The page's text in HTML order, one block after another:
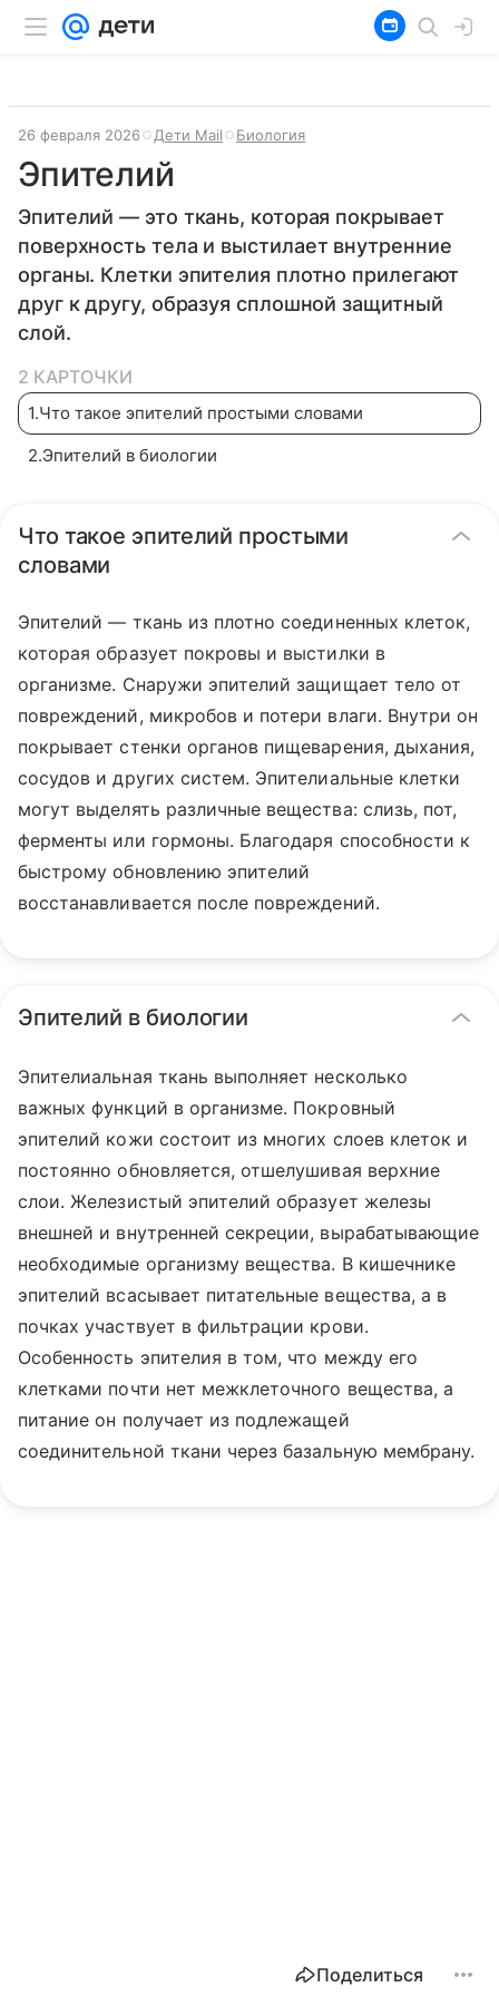
26 февраля 2026 Дети Mail Биология
Эпителий
Эпителий — это ткань, которая покрывает
поверхность тела и выстилает внутренние
органы. Клетки эпителия плотно прилегают
друг к другу, образуя сплошной защитный
слой.
2 КАРТОЧКИ
1.Что такое эпителий простыми словами
2.Эпителий в биологии
Что такое эпителий простыми
словами
Эпителий — ткань из плотно соединенных клеток,
которая образует покровы и выстилки в
организме. Снаружи эпителий защищает тело от
повреждений, микробов и потери влаги. Внутри он
покрывает стенки органов пищеварения, дыхания,
сосудов и других систем. Эпителиальные клетки
могут выделять различные вещества: слизь, пот,
ферменты или гормоны. Благодаря способности к
быстрому обновлению эпителий
восстанавливается после повреждений.
Эпителий в биологии
Эпителиальная ткань выполняет несколько
важных функций в организме. Покровный
эпителий кожи состоит из многих слоев клеток и
постоянно обновляется, отшелушивая верхние
слои. Железистый эпителий образует железы
внешней и внутренней секреции, вырабатывающие
необходимые организму вещества. В кишечнике
эпителий всасывает питательные вещества, а в
почках участвует в фильтрации крови.
Особенность эпителия в том, что между его
клетками почти нет межклеточного вещества, а
питание он получает из подлежащей
соединительной ткани через базальную мембрану.
Поделиться